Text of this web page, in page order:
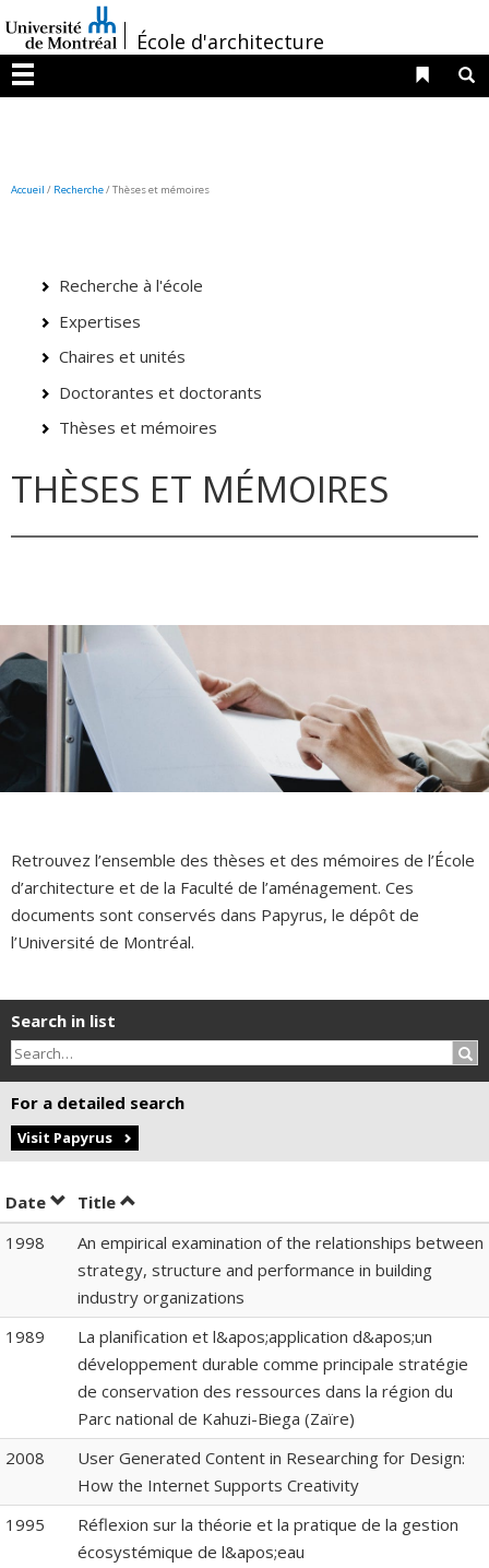
au
contenu
/École d'architecture
Menu
Liens
Accueil / Recherche/Thèses et mémoires
Recherche à l'école
Expertises
Chaires et unités
Doctorantes et doctorants
Thèses et mémoires
THÈSES ET MÉMOIRES
Retrouvez l’ensemble des thèses et des mémoires de l’École
d’architecture et de la Faculté de l’aménagement. Ces
documents sont conservés dans Papyrus, le dépôt de
l’Université de Montréal.
Search in list
For a detailed search
Visit Papyrus
Date Sort by date in descending order
Title Sort by title in descending order
1998
An empirical examination of the relationships between
strategy, structure and performance in building
industry organizations
1989
La planification et l&apos;application d&apos;un
développement durable comme principale stratégie
de conservation des ressources dans la région du
Parc national de Kahuzi-Biega (Zaïre)
2008
User Generated Content in Researching for Design:
How the Internet Supports Creativity
1995
Réflexion sur la théorie et la pratique de la gestion
écosystémique de l&apos;eau